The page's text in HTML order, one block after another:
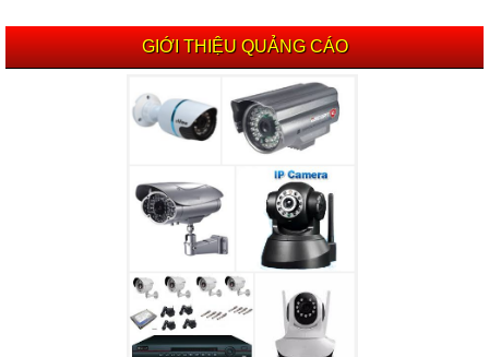
GIỚI THIỆU QUẢNG CÁO